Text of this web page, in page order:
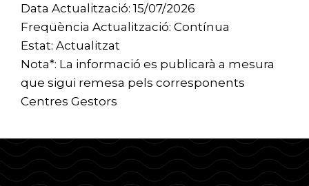
Data Actualització: 15/07/2026
Freqüència Actualització: Contínua
Estat: Actualitzat
Nota*: La informació es publicarà a mesura
que sigui remesa pels corresponents
Centres Gestors